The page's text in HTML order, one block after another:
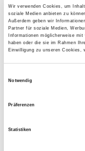
Wir verwenden Cookies, um
soziale Medien anbieten zu
Außerdem geben wir
Partner für soziale Medien,
Informationen möglicherweise
haben oder die sie im Rahmen
Einwilligung zu unseren Cookies,
Notwendig
Präferenzen
Statistiken
OG -
Bützower Straße
23992
OG - Vellahn
19260 Vellahn
OG -